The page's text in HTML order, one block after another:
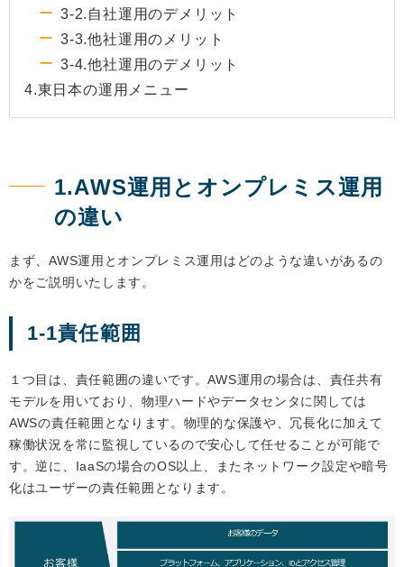
3-2.自社運用のデメリット
3-3.他社運用のメリット
3-4.他社運用のデメリット
4.東日本の運用メニュー
1.AWS運用とオンプレミス運用
の違い
まず、AWS運用とオンプレミス運用はどのような違いがあるの
かをご説明いたします。
1-1責任範囲
１つ目は、責任範囲の違いです。AWS運用の場合は、責任共有
モデルを用いており、物理ハードやデータセンタに関しては
AWSの責任範囲となります。物理的な保護や、冗長化に加えて
稼働状況を常に監視しているので安心して任せることが可能で
す。逆に、IaaSの場合のOS以上、またネットワーク設定や暗号
化はユーザーの責任範囲となります。